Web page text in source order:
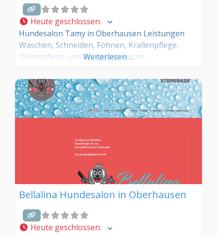
Heute geschlossen:
Hundesalon Tamy in Oberhausen Leistungen
Waschen, Schneiden, Föhnen, Krallenpflege,
Ohrenpflege und Analdrüse leeren
Weiterlesen …
Bellalina Hundesalon in Oberhausen
Heute geschlossen: